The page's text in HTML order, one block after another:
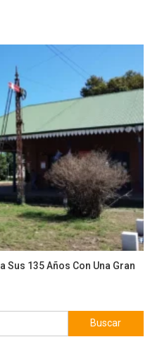
135 Años Con Una Gran
Buscar: